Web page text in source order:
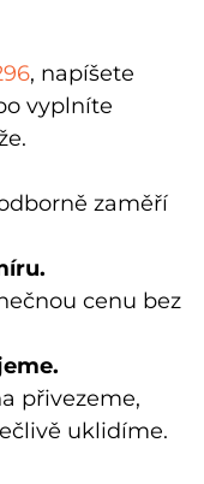
, napíšete
vyplníte
zaměří
cenu bez
přivezeme,
uklidíme.